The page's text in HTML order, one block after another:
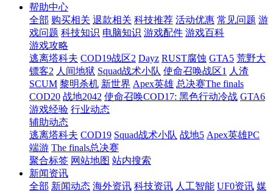
帮助中心
全部 购买相关 退款相关 科技推荐 活动优惠 常见问题 游
戏问题 科技知识 电脑知识 游戏配件 游戏百科
游戏攻略
逃离塔科夫 COD19战区2 Dayz RUST腐蚀 GTA5 荒野大
镖客2 人间地狱 Squad战术小队 使命召唤战区1 人渣
SCUM 黎明杀机 新世界 Apex英雄 总决赛The finals
COD20 战地2042 使命召唤COD17: 黑色行动冷战 GTA6
游戏经验 行业动态
辅助动态
逃离塔科夫 COD19 Squad战术小队 战地5 Apex英雄PC
端游 The finals总决赛
聚合标签 网站地图 站内搜索
新闻资讯
全部 新闻动态 海外资讯 科技资讯 人工智能 UF0资讯 媒